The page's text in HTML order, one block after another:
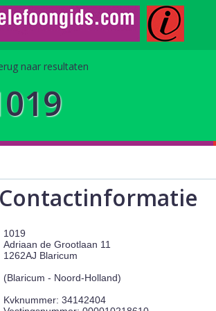
naar resultaten
Contactinformatie
1019
Adriaan de Grootlaan 11
1262AJ Blaricum
(Blaricum - Noord-Holland)
Kvknummer: 34142404